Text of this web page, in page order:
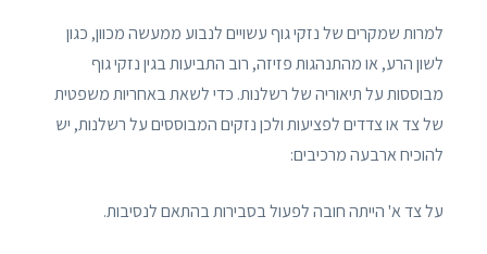
למרות שמקרים של נזקי גוף עשויים לנבוע ממעשה מכוון, כגון
לשון הרע, או מהתנהגות פזיזה, רוב התביעות בגין נזקי גוף
מבוססות על תיאוריה של רשלנות. כדי לשאת באחריות משפטית
של צד או צדדים לפציעות ולכן נזקים המבוססים על רשלנות, יש
להוכיח ארבעה מרכיבים:
על צד א' הייתה חובה לפעול בסבירות בהתאם לנסיבות.